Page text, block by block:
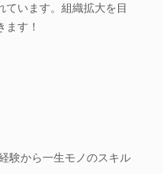
ています。組織拡大を目
す！
験から一生モノのスキル